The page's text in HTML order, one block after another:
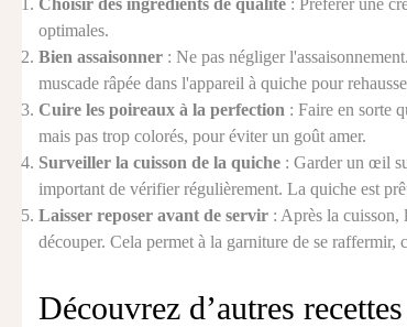
Choisir des ingrédients de qualité : Préférer une
optimales.
Bien assaisonner : Ne pas négliger
muscade râpée dans l'appareil à quiche pour
Cuire les poireaux à la perfection : Faire en sorte
mais pas trop colorés, pour éviter un goût amer.
Surveiller la cuisson de la quiche : Garder un œil
important de vérifier régulièrement. La quiche est
Laisser reposer avant de servir : Après la cuisson,
découper. Cela permet à la garniture de se
Découvrez d’autres